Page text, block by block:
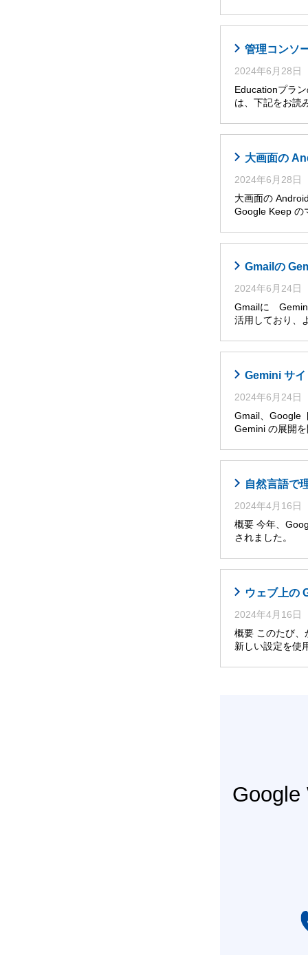
管理コンソ
2024年6月28日
Educationプラ
は、下記をお
大画面の
2024年6月28日
大画面の
Google Keep の
Gmailの
2024年6月24日
Gmailに Gemini
活用しており、
Gemini サ
2024年6月24日
Gmail、Google
Gemini の展開
自然言語で
2024年4月16日
概要 今年、
されました。
ウェブ上の
2024年4月16日
概要 このたび、
新しい設定を使
Google